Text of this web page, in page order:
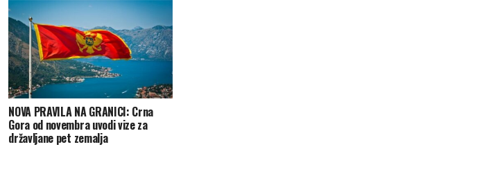
NOVA PRAVILA NA GRANICI: Crna
Gora od novembra uvodi vize za
državljane pet zemalja